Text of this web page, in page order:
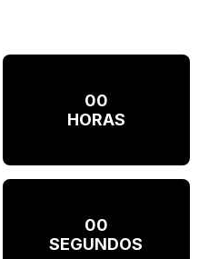
00
HORAS
00
SEGUNDOS